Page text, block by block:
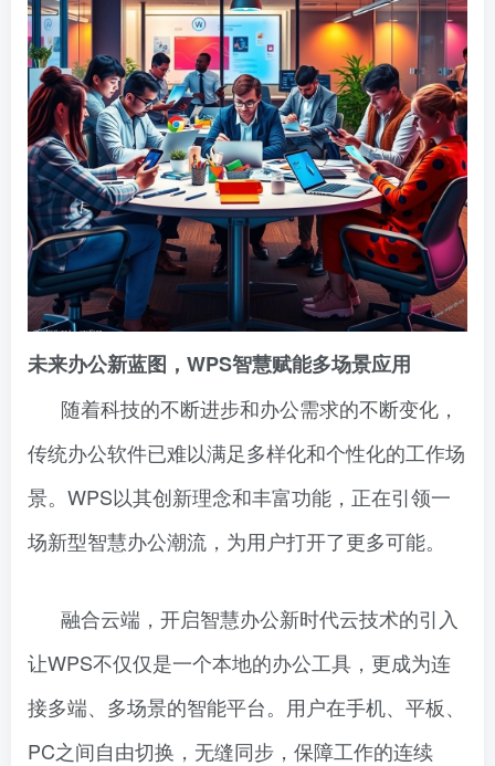
未来办公新蓝图，WPS智慧赋能多场景应用
随着科技的不断进步和办公需求的不断变化，
传统办公软件已难以满足多样化和个性化的工作场
景。WPS以其创新理念和丰富功能，正在引领一
场新型智慧办公潮流，为用户打开了更多可能。
融合云端，开启智慧办公新时代云技术的引入
让WPS不仅仅是一个本地的办公工具，更成为连
接多端、多场景的智能平台。用户在手机、平板、
PC之间自由切换，无缝同步，保障工作的连续